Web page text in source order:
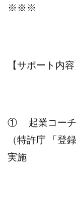
※※※
【サポート内容
① 起業コーチ
（特許庁 「登
実施